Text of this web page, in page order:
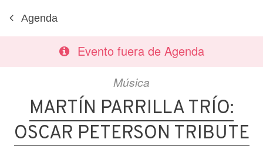
Agenda
Evento fuera de Agenda
Música
MARTÍN PARRILLA TRÍO:
OSCAR PETERSON TRIBUTE